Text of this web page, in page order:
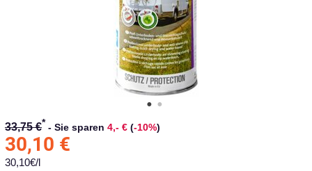
33,75 €* - Sie sparen 4,- € (-10%)
30,10 €
30,10€/l